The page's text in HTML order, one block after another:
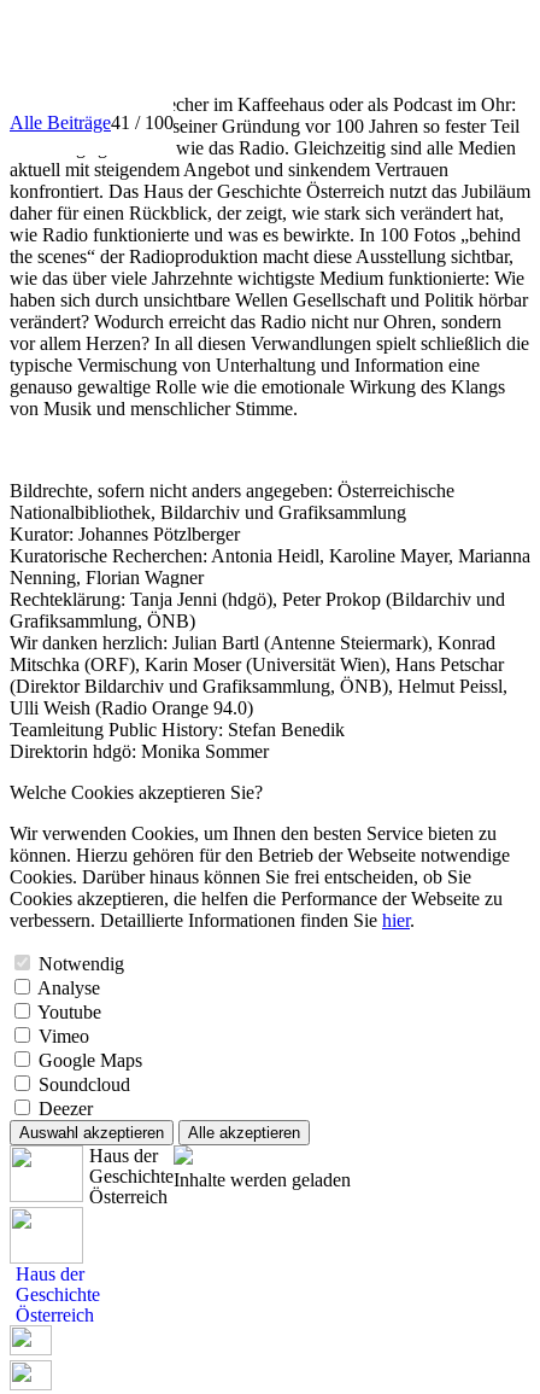
Ob über den Lautsprecher im Kaffeehaus oder als Podcast im Ohr:
Kein Medium ist seit seiner Gründung vor 100 Jahren so fester Teil
des Alltags geblieben wie das Radio. Gleichzeitig sind alle Medien
aktuell mit steigendem Angebot und sinkendem Vertrauen
konfrontiert. Das Haus der Geschichte Österreich nutzt das Jubiläum
daher für einen Rückblick, der zeigt, wie stark sich verändert hat,
wie Radio funktionierte und was es bewirkte. In 100 Fotos „behind
the scenes“ der Radioproduktion macht diese Ausstellung sichtbar,
wie das über viele Jahrzehnte wichtigste Medium funktionierte: Wie
haben sich durch unsichtbare Wellen Gesellschaft und Politik hörbar
verändert? Wodurch erreicht das Radio nicht nur Ohren, sondern
vor allem Herzen? In all diesen Verwandlungen spielt schließlich die
typische Vermischung von Unterhaltung und Information eine
genauso gewaltige Rolle wie die emotionale Wirkung des Klangs
von Musik und menschlicher Stimme.
Bildrechte, sofern nicht anders angegeben: Österreichische
Nationalbibliothek, Bildarchiv und Grafiksammlung
Kurator: Johannes Pötzlberger
Kuratorische Recherchen: Antonia Heidl, Karoline Mayer, Marianna
Nenning, Florian Wagner
Rechteklärung: Tanja Jenni (hdgö), Peter Prokop (Bildarchiv und
Grafiksammlung, ÖNB)
Wir danken herzlich: Julian Bartl (Antenne Steiermark), Konrad
Mitschka (ORF), Karin Moser (Universität Wien), Hans Petschar
(Direktor Bildarchiv und Grafiksammlung, ÖNB), Helmut Peissl,
Ulli Weish (Radio Orange 94.0)
Teamleitung Public History: Stefan Benedik
Direktorin hdgö: Monika Sommer
Welche Cookies akzeptieren Sie?
Wir verwenden Cookies, um Ihnen den besten Service bieten zu
können. Hierzu gehören für den Betrieb der Webseite notwendige
Cookies. Darüber hinaus können Sie frei entscheiden, ob Sie
Cookies akzeptieren, die helfen die Performance der Webseite zu
verbessern. Detaillierte Informationen finden Sie hier.
Notwendig
Analyse
Youtube
Vimeo
Google Maps
Soundcloud
Deezer
Auswahl akzeptieren Alle akzeptieren
Haus der
Geschichte
Österreich
Inhalte werden geladen
Haus der
Geschichte
Österreich
Alle Beiträge41 / 100